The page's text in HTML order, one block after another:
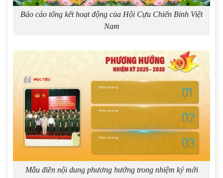
Báo cáo tổng kết hoạt động của Hội Cựu Chiến Binh Việt
Nam
Mẫu điền nội dung phương hướng trong nhiệm ký mới